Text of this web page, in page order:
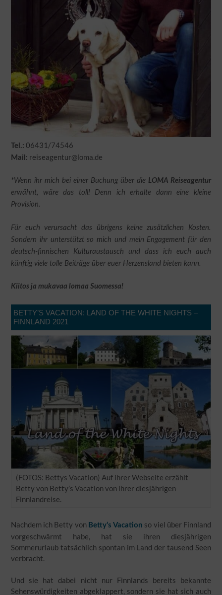
Tel.: 06431/74546
Mail: reiseagentur@loma.de
*Wenn ihr mich bei einer Buchung über die LOMA Reiseagentur
erwähnt, wäre das toll! Denn ich erhalte dann eine kleine
Provision.
Für euch verursacht das übrigens keine zusätzlichen Kosten.
Sondern ihr unterstützt so mich und mein Engagement für den
deutsch-finnischen Kulturaustausch und dass ich euch auch
künftig viele tolle Beiträge über euer Herzensland bieten kann.
Kiitos ja mukavaa lomaa Suomessa!
BETTY’S VACATION: LAND OF THE WHITE NIGHTS –
FINNLAND 2021
(FOTOS: Bettys Vacation) Auf ihrer Webseite erzählt
Betty von Betty’s Vacation von ihrer diesjährigen
Finnlandreise.
Nachdem ich Betty von Betty’s Vacation so viel über Finnland
vorgeschwärmt habe, hat sie ihren diesjährigen
Sommerurlaub tatsächlich spontan im Land der tausend Seen
verbracht.
Und sie hat dabei nicht nur Finnlands bereits bekannte
Sehenswürdigkeiten abgeklappert, sondern sie hat sich auch